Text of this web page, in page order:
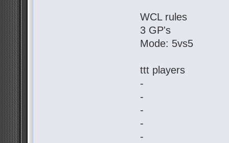
WCL rules
3 GP's
Mode: 5vs5
ttt players
-
-
-
-
-